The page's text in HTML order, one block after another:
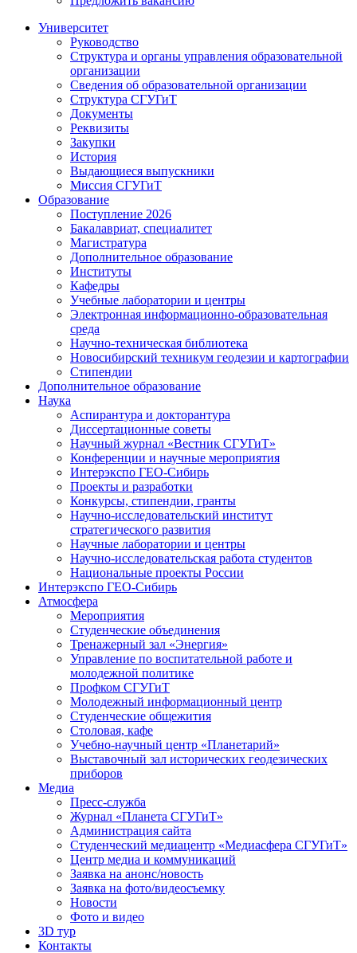
Университет
Руководство
Структура и органы управления образовательной
организации
Сведения об образовательной организации
Структура СГУГиТ
Документы
Реквизиты
Закупки
История
Выдающиеся выпускники
Миссия СГУГиТ
Образование
Поступление 2026
Бакалавриат, специалитет
Магистратура
Дополнительное образование
Институты
Кафедры
Учебные лаборатории и центры
Электронная информационно-образовательная
среда
Научно-техническая библиотека
Новосибирский техникум геодезии и картографии
Стипендии
Дополнительное образование
Наука
Аспирантура и докторантура
Диссертационные советы
Научный журнал «Вестник СГУГиТ»
Конференции и научные мероприятия
Интерэкспо ГЕО-Сибирь
Проекты и разработки
Конкурсы, стипендии, гранты
Научно-исследовательский институт
стратегического развития
Научные лаборатории и центры
Научно-исследовательская работа студентов
Национальные проекты России
Интерэкспо ГЕО-Сибирь
Атмосфера
Мероприятия
Студенческие объединения
Тренажерный зал «Энергия»
Управление по воспитательной работе и
молодежной политике
Профком СГУГиТ
Молодежный информационный центр
Студенческие общежития
Столовая, кафе
Учебно-научный центр «Планетарий»
Выставочный зал исторических геодезических
приборов
Медиа
Пресс-служба
Журнал «Планета СГУГиТ»
Администрация сайта
Студенческий медиацентр «Медиасфера СГУГиТ»
Центр медиа и коммуникаций
Заявка на анонс/новость
Заявка на фото/видеосъемку
Новости
Фото и видео
3D тур
Контакты